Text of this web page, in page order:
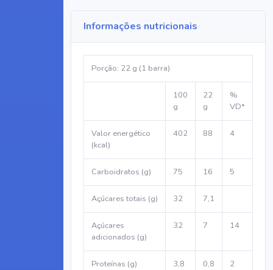
Informações nutricionais
Porção: 22 g (1 barra)
100
g
22
g
%
VD*
Valor energético
(kcal)
402 88 4
Carboidratos (g) 75 16 5
Açúcares totais (g) 32 7,1
Açúcares
adicionados (g)
32 7 14
Proteínas (g) 3,8 0,8 2